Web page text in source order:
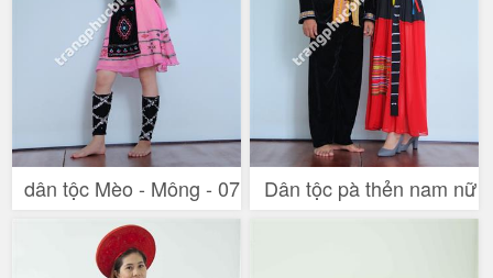
dân tộc Mèo - Mông - 07 Dân tộc pà thẻn nam nữ